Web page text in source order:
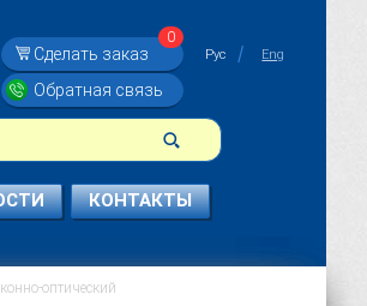
Сделать заказ
0
Обратная связь
Рус Eng
КОНТАКТЫ
оптический